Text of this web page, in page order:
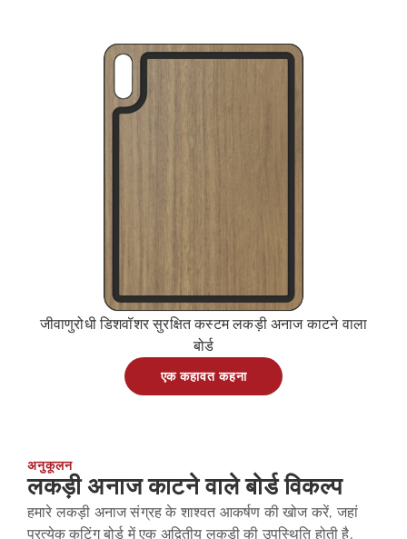
जीवाणुरोधी डिशवॉशर सुरक्षित कस्टम लकड़ी अनाज काटने वाला
बोर्ड
एक कहावत कहना
अनुकूलन
लकड़ी अनाज काटने वाले बोर्ड विकल्प
हमारे लकड़ी अनाज संग्रह के शाश्वत आकर्षण की खोज करें, जहां
प्रत्येक कटिंग बोर्ड में एक अद्वितीय लकड़ी की उपस्थिति होती है,